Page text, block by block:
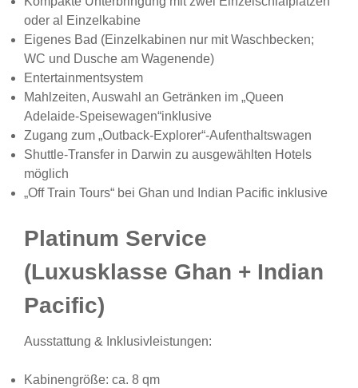
oder al Einzelkabine
Eigenes Bad (Einzelkabinen nur mit Waschbecken;
WC und Dusche am Wagenende)
Entertainmentsystem
Mahlzeiten, Auswahl an Getränken im „Queen
Adelaide-Speisewagen“inklusive
Zugang zum „Outback-Explorer“-Aufenthaltswagen
Shuttle-Transfer in Darwin zu ausgewählten Hotels
möglich
„Off Train Tours“ bei Ghan und Indian Pacific inklusive
Platinum Service
(Luxusklasse Ghan + Indian
Pacific)
Ausstattung & Inklusivleistungen:
Kabinengröße: ca. 8 qm